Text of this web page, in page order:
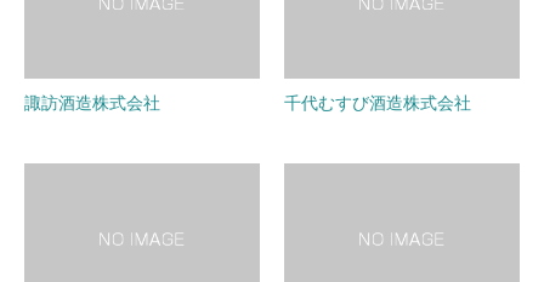
諏訪酒造株式会社 千代むすび酒造株式会社